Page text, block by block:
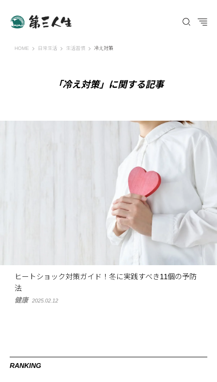
HOME 第三人生 〜寄り道の歩き方〜
日常生活 生活習慣 冷え対策
「冷え対策」に関する記事
ヒートショック対策ガイド！冬に実践すべき11個の予防
法
健康 2025.02.12
RANKING